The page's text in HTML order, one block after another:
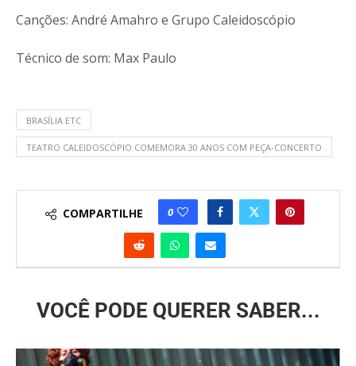
Canções: André Amahro e Grupo Caleidoscópio
Técnico de som: Max Paulo
BRASÍLIA ETC
TEATRO CALEIDOSCÓPIO COMEMORA 30 ANOS COM PEÇA-CONCERTO
COMPARTILHE 0
VOCÊ PODE QUERER SABER...